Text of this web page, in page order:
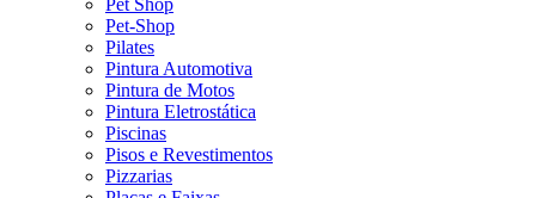
Pet Shop
Pet-Shop
Pilates
Pintura Automotiva
Pintura de Motos
Pintura Eletrostática
Piscinas
Pisos e Revestimentos
Pizzarias